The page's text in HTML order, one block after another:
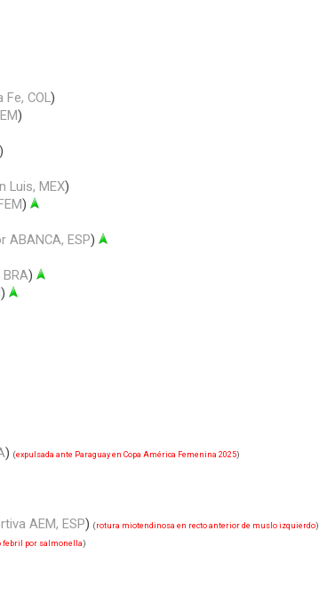
Fe, COL)
)
)
Luis, MEX)
)
ABANCA, ESP)
)
)
) (expulsada ante Paraguay en Copa América Femenina 2025)
AEM, ESP) (rotura miotendinosa en recto anterior de muslo izquierdo)
febril por salmonella )